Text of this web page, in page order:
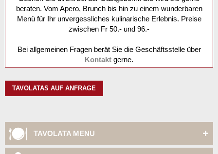
beraten. Vom Apero, Brunch bis hin zu einem wunderbaren
Menü für Ihr unvergessliches kulinarische Erlebnis. Preise
zwischen Fr 50.- und 96.-
Bei allgemeinen Fragen berät Sie die Geschäftsstelle über
Kontakt gerne.
TAVOLATAS AUF ANFRAGE
TAVOLATA MENU